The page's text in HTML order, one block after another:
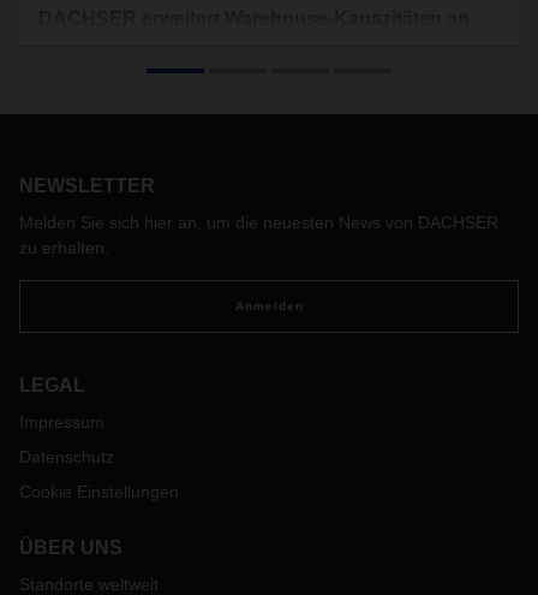
DACHSER in Frankreich seine Kapazitäten im Bereich
Region Okzitanien in Südfrankreich ging ein 12.000
NEWSLETTER
Melden Sie sich hier an, um die neuesten News von DACHSER
zu erhalten.
Anmelden
LEGAL
Impressum
Datenschutz
Cookie Einstellungen
ÜBER UNS
Standorte weltweit